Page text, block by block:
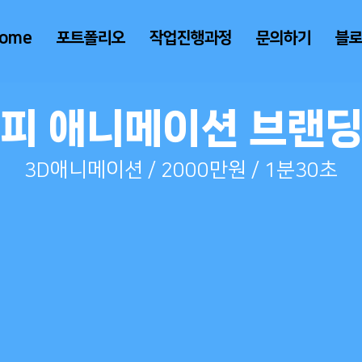
포트폴리오 작업진행과정 문의하기 블
애니메이션 브랜
3D애니메이션 / 2000만원 / 1분30초